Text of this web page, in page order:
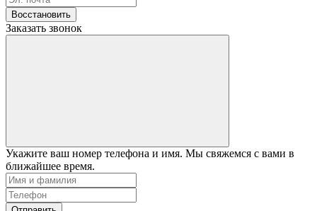
Восстановить
Заказать звонок
Укажите ваш номер телефона и имя. Мы свяжемся с вами в
ближайшее время.